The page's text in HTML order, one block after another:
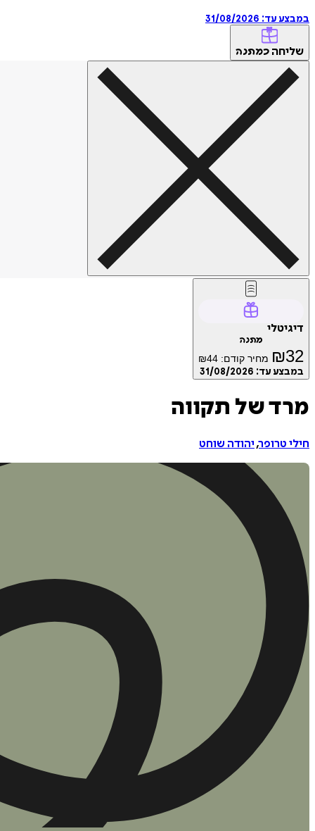
במבצע עד: 31/08/2026
שליחה כמתנה
דיגיטלי
מתנה
₪32 מחיר קודם: ₪44
במבצע עד: 31/08/2026
מרד של תקווה
חילי טרופר,יהודה שוחט